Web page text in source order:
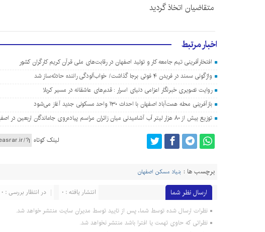
متقاضیان اتخاذ گردید
اخبار مرتبط
افتخارآفرینی تیم جامعه کار و تولید اصفهان در رقابت‌های ملی قرآن کریم کارگران کشور
واژگونی سمند در فریدن ۴ فوتی برجا گذاشت/ خواب‌آلودگی راننده حادثه‌ساز شد
روایت تصویری خبرنگار اعزامی دنیای اسرار : قدم‌های عاشقانه در مسیر کربلا
بازآفرینی محله همت‌آباد اصفهان با احداث ۱۳۰ واحد مسکونی جدید آغاز می‌شود
توزیع بیش از ۸۰ هزار لیتر آب آشامیدنی میان زائران مراسم پیاده‌روی جاماندگان اربعین در اصفهان
لینک کوتاه
برچسب ها : بنیاد مسکن اصفهان
ارسال نظر شما در انتظار بررسی : 0 انتشار یافته : 0
نظرات ارسال شده توسط شما، پس از تایید توسط مدیران سایت منتشر خواهد شد.
نظراتی که حاوی تهمت یا افترا باشد منتشر نخواهد شد.